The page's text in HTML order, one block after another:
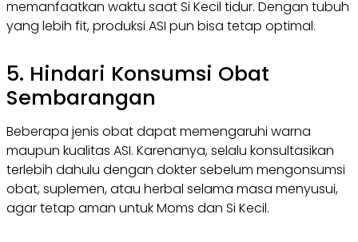
memanfaatkan waktu saat Si Kecil tidur. Dengan tubuh
yang lebih fit, produksi ASI pun bisa tetap optimal.
5. Hindari Konsumsi Obat
Sembarangan
Beberapa jenis obat dapat memengaruhi warna
maupun kualitas ASI. Karenanya, selalu konsultasikan
terlebih dahulu dengan dokter sebelum mengonsumsi
obat, suplemen, atau herbal selama masa menyusui,
agar tetap aman untuk Moms dan Si Kecil.